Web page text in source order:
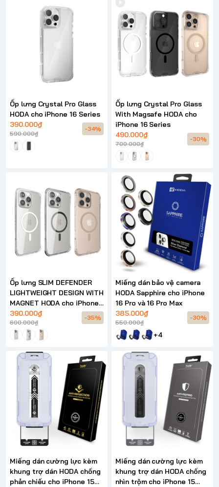
Ốp lưng Crystal Pro Glass
HODA cho iPhone 16 Series
390.000₫
590.000₫
-34%
Ốp lưng Crystal Pro Glass
With Magsafe HODA cho
iPhone 16 Series
490.000₫
700.000₫
-30%
Ốp lưng SLIM DEFENDER
LIGHTWEIGHT DESIGN WITH
MAGNET HODA cho iPhone
16 Series
390.000₫
600.000₫
-35%
Miếng dán bảo vệ camera
HODA Sapphire cho iPhone
16 Pro và 16 Pro Max
385.000₫
550.000₫
-30%
+4
Miếng dán cường lực kèm
khung trợ dán HODA chống
phản chiếu cho iPhone 15
Miếng dán cường lực kèm
khung trợ dán HODA chống
nhìn trộm cho iPhone 15